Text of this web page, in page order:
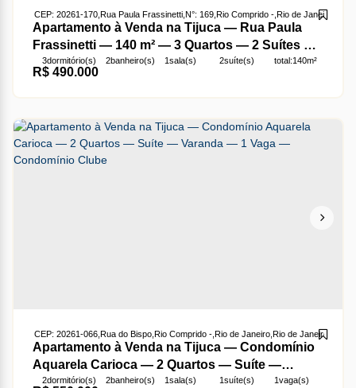
Apartamento à Venda na Tijuca — Rua Paula
Frassinetti — 140 m² — 3 Quartos — 2 Suítes —
Varanda — Vista Panorâmica — 2 Vagas —
Cozinha Planejada
R$490.000
CEP: 20261-170, Rua Paula Frassinetti, N°: 169, Rio Comprido , Rio de Janeiro
3dormitório(s) 2banheiro(s) 1sala(s) 2suíte(s) total:140m²
2vaga(s) útil:
Apartamento à Venda na Tijuca — Condomínio
Aquarela Carioca — 2 Quartos — Suíte —
Varanda — 1 Vaga — Condomínio Clube
CEP: 20261-066, Rua do Bispo, Rio Comprido , Rio de Janeiro, Rio de Janeiro
2dormitório(s) 2banheiro(s) 1sala(s) 1suíte(s) 1vaga(s)